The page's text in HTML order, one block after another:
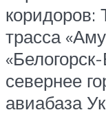
коридоров:
трасса
севернее
авиабаза